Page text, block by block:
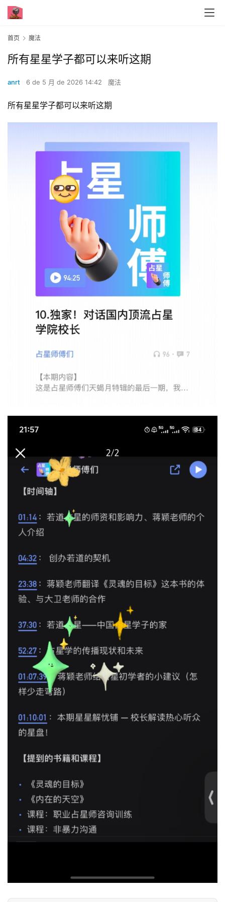
首页 魔法
所有星星学子都可以来听这期
anrt 6 de 5 月 de 2026 14:42 魔法
所有星星学子都可以来听这期